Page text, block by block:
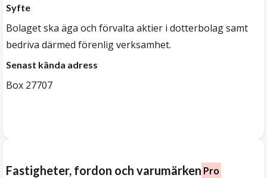
Syfte
Bolaget ska äga och förvalta aktier i dotterbolag samt
bedriva därmed förenlig verksamhet.
Senast kända adress
Box 27707
Fastigheter, fordon och varumärken Pro